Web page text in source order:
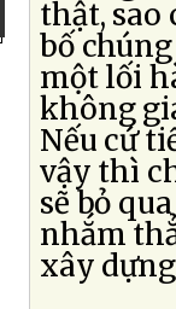
thật, sao
bố
một lối
không
Nếu cứ
vậy thì
sẽ bỏ
nhắm
xây